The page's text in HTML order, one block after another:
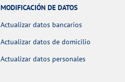
MODIFICACIÓN DE DATOS
Actualizar datos bancarios
Actualizar datos de domicilio
Actualizar datos personales